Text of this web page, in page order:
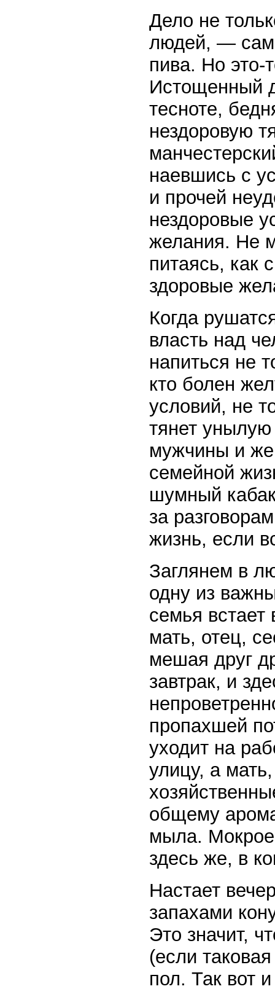
Дело не
людей, —
пива. Но это-
Истощенный
тесноте,
нездоровую
наевшись с
и прочей
нездоровые
желания. Не
питаясь, как
здоровые
Когда
власть над
напиться не
кто болен
условий, не
тянет
мужчины и
семейной
шумный
за
жизнь, если
Заглянем в
одну из
семья встает
мать, отец,
мешая друг
завтрак, и
пропахшей
уходит на
улицу, а
общему
мыла.
здесь же, в
Настает
запахами
Это значит,
(если
пол. Так вот